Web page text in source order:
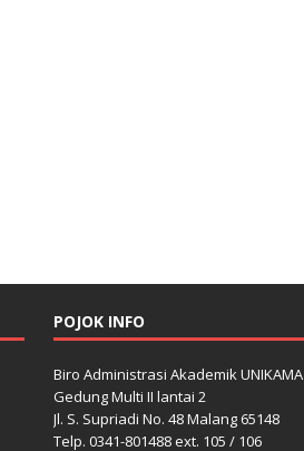
POJOK INFO
Biro Administrasi Akademik UNIKAMA
Gedung Multi II lantai 2
Jl. S. Supriadi No. 48 Malang 65148
Telp. 0341-801488 ext. 105 / 106